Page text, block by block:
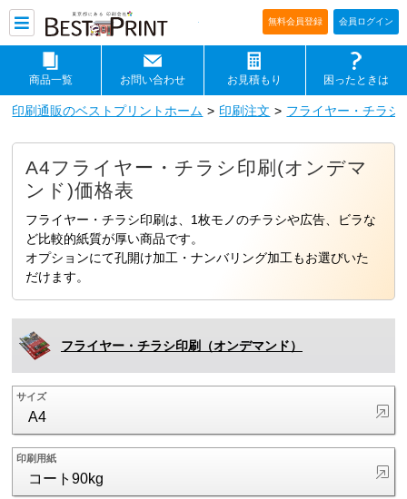
印刷通販ベストプリントベストプリ
無料会員登録 会員ログイン
商品一覧 お問い合わせ お見積もり 困ったときは
印刷通販のベストプリントホーム 印刷注文 フライヤー・チラシ
A4フライヤー・チラシ印刷(オンデマ
ンド)価格表
フライヤー・チラシ印刷は、1枚モノのチラシや広告、ビラな
ど比較的紙質が厚い商品です。
オプションにて孔開け加工・ナンバリング加工もお選びいた
だけます。
フライヤー・チラシ印刷（オンデマンド）
サイズ
A4
印刷用紙
コート90kg